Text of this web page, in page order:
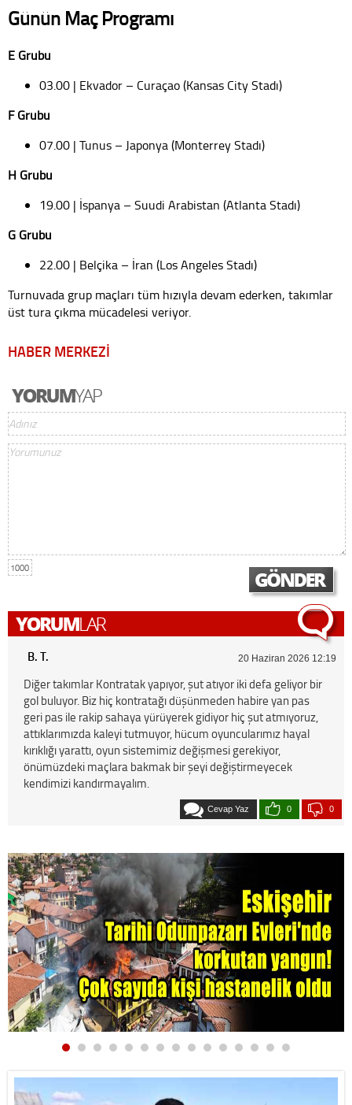
Günün Maç Programı
E Grubu
03.00 | Ekvador – Curaçao (Kansas City Stadı)
F Grubu
07.00 | Tunus – Japonya (Monterrey Stadı)
H Grubu
19.00 | İspanya – Suudi Arabistan (Atlanta Stadı)
G Grubu
22.00 | Belçika – İran (Los Angeles Stadı)
Turnuvada grup maçları tüm hızıyla devam ederken, takımlar
üst tura çıkma mücadelesi veriyor.
HABER MERKEZİ
1000
B. T. 20 Haziran 2026 12:19
Diğer takımlar Kontratak yapıyor, şut atıyor iki defa geliyor bir
gol buluyor. Biz hiç kontratağı düşünmeden habire yan pas
geri pas ile rakip sahaya yürüyerek gidiyor hiç şut atmıyoruz,
attıklarımızda kaleyi tutmuyor, hücum oyuncularımız hayal
kırıklığı yarattı, oyun sistemimiz değişmesi gerekiyor,
önümüzdeki maçlara bakmak bir şeyi değiştirmeyecek
kendimizi kandırmayalım.
0
0
Cevap Yaz